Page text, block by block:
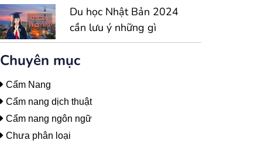
Du học Nhật Bản 2024
cần lưu ý những gì
Chuyên mục
Cẩm Nang
Cẩm nang dịch thuật
Cẩm nang ngôn ngữ
Chưa phân loại